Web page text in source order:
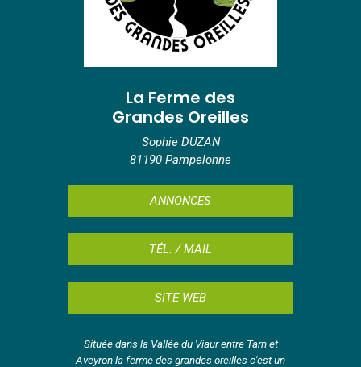
La Ferme des
Grandes Oreilles
Sophie DUZAN
81190 Pampelonne
ANNONCES
TÉL. / MAIL
SITE WEB
Située dans la Vallée du Viaur entre Tarn et
Aveyron la ferme des grandes oreilles c'est un